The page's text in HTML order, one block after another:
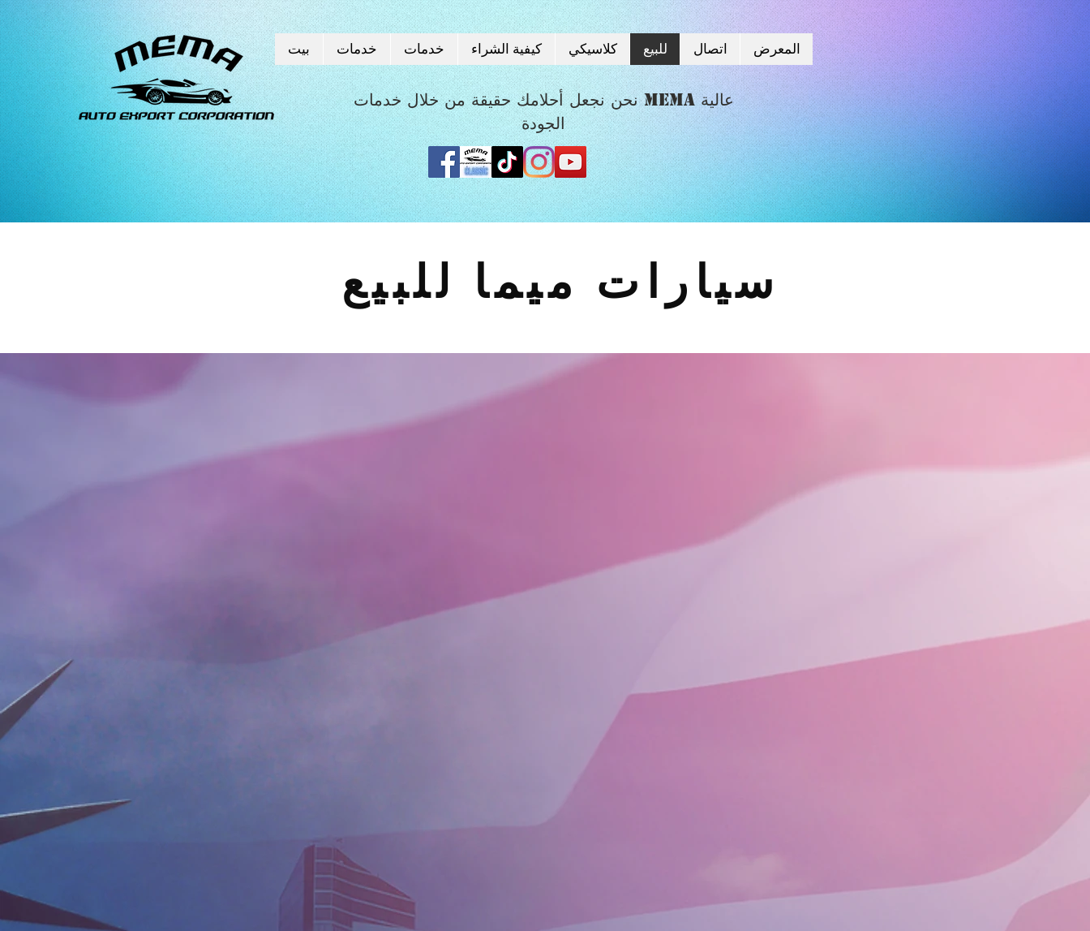
بيت خدمات خدمات كيفية الشراء كلاسيكي للبيع اتصال المعرض
نحن نجعل أحلامك حقيقة من خلال خدمات MEMA عالية
الجودة
سيارات ميما للبيع